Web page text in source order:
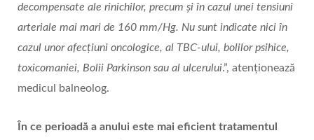
decompensate ale rinichilor, precum și în cazul unei tensiuni
arteriale mai mari de 160 mm/Hg. Nu sunt indicate nici în
cazul unor afecțiuni oncologice, al TBC-ului, bolilor psihice,
toxicomaniei, Bolii Parkinson sau al ulcerului.”, atenționează
medicul balneolog.
În ce perioadă a anului este mai eficient tratamentul